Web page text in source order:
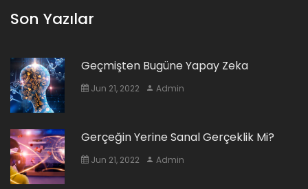
Son Yazılar
Geçmişten Bugüne Yapay Zeka
Jun 21, 2022 Admin
Gerçeğin Yerine Sanal Gerçeklik Mi?
Jun 21, 2022 Admin